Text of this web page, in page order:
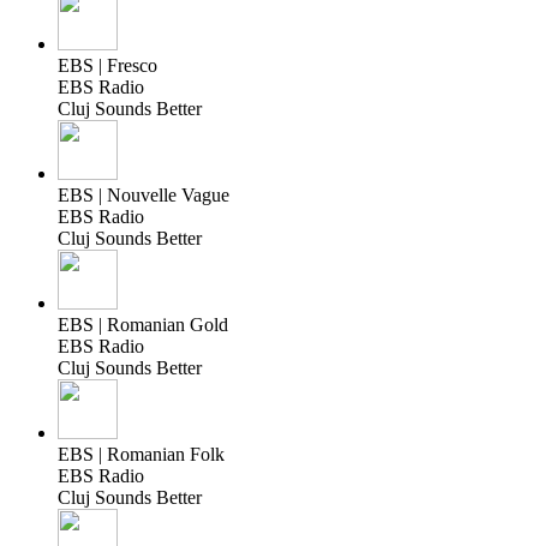
EBS | Fresco
EBS Radio
Cluj Sounds Better
EBS | Nouvelle Vague
EBS Radio
Cluj Sounds Better
EBS | Romanian Gold
EBS Radio
Cluj Sounds Better
EBS | Romanian Folk
EBS Radio
Cluj Sounds Better